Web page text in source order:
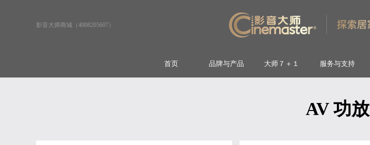
影音大师商城（4008205607）
首页 品牌与产品 大师７＋１ 服务与支持
AV 功放